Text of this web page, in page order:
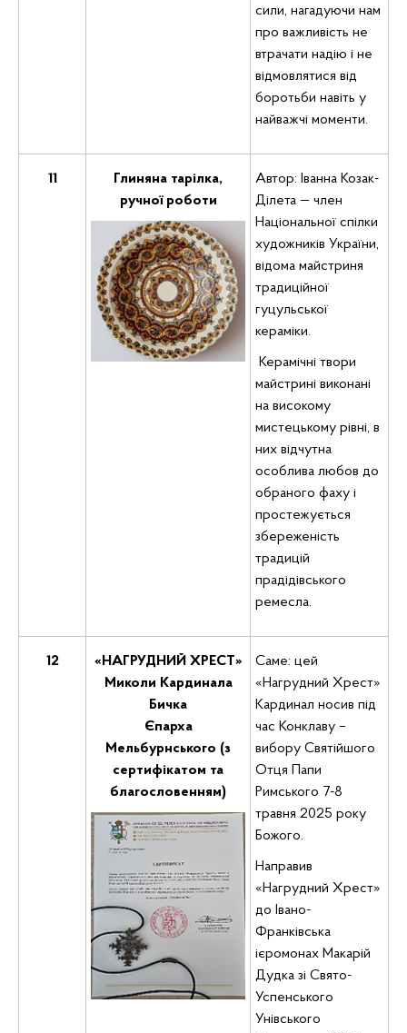
сили, нагадуючи нам
про важливість не
втрачати надію і не
відмовлятися від
боротьби навіть у
найважчі моменти.
11
Глиняна тарілка,
ручної роботи
Автор: Іванна Козак-
Ділета — член
Національної спілки
художників України,
відома майстриня
традиційної
гуцульської
кераміки.
Керамічні твори
майстрині виконані
на високому
мистецькому рівні, в
них відчутна
особлива любов до
обраного фаху і
простежується
збереженість
традицій
прадідівського
ремесла.
12
«НАГРУДНИЙ ХРЕСТ»
Миколи Кардинала
Бичка
Єпарха
Мельбурнського (з
сертифікатом та
благословенням)
Саме: цей
«Нагрудний Хрест»
Кардинал носив під
час Конклаву –
вибору Святійшого
Отця Папи
Римського 7-8
травня 2025 року
Божого.
Направив
«Нагрудний Хрест»
до Івано-
Франківська
ієромонах Макарій
Дудка зі Свято-
Успенського
Унівського